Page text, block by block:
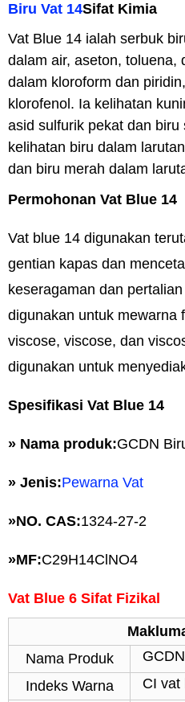
Biru Vat 14Sifat Kimia
Vat Blue 14 ialah serbuk
dalam air, aseton, toluena,
dalam kloroform dan
klorofenol. Ia kelihatan
asid sulfurik pekat dan
kelihatan biru dalam
dan biru merah dalam
Permohonan Vat Blue 14
Vat blue 14 digunakan
gentian kapas dan
keseragaman dan
digunakan untuk mewarna
viscose, viscose, dan
digunakan untuk
Spesifikasi Vat Blue 14
» Nama produk:GCDN
» Jenis:Pewarna Vat
»NO. CAS:1324-27-2
»MF:C29H14ClNO4
Vat Blue 6 Sifat Fizikal
Nama Produk
Indeks Warna
CI vat